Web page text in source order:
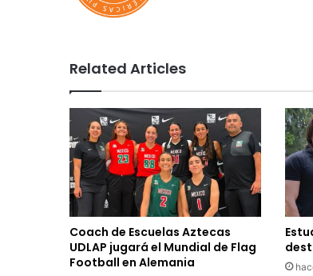
Related Articles
Coach de Escuelas Aztecas
UDLAP jugará el Mundial de Flag
Football en Alemania